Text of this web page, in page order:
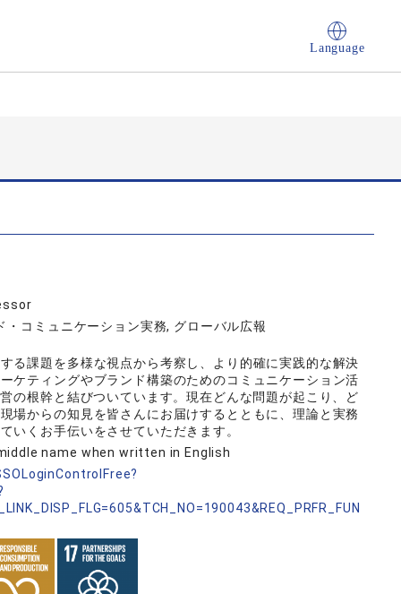
Language
コミュニケーション実務, グローバル広報
る課題を多様な視点から考察し、より的確に実践的な解決
ケティングやブランド構築のためのコミュニケーション活
の根幹と結びついています。現在どんな問題が起こり、ど
場からの知見を皆さんにお届けするとともに、理論と実務
いくお手伝いをさせていただきます。
name when written in English